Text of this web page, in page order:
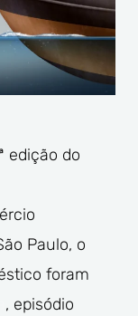
edição do
Paulo, o
foram
, episódio